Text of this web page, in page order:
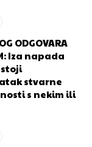
ODGOVARA
Iza napada
stvarne
s nekim ili